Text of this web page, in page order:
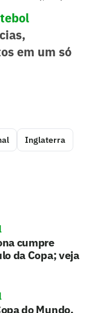
em um só
Inglaterra
cumpre
da Copa; veja
do Mundo,